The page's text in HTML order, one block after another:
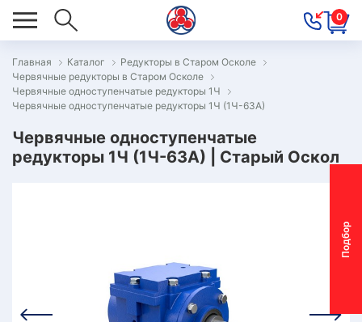
0
П
о
д
б
о
р
м
о
т
о
р
-
р
е
д
у
к
т
о
р
Главная Каталог
Редукторы в Старом Осколе
Червячные редукторы в Старом Осколе
Червячные одноступенчатые редукторы 1Ч
Червячные одноступенчатые редукторы 1Ч (1Ч-63А)
Червячные одноступенчатые
редукторы 1Ч (1Ч-63А) | Старый Оскол